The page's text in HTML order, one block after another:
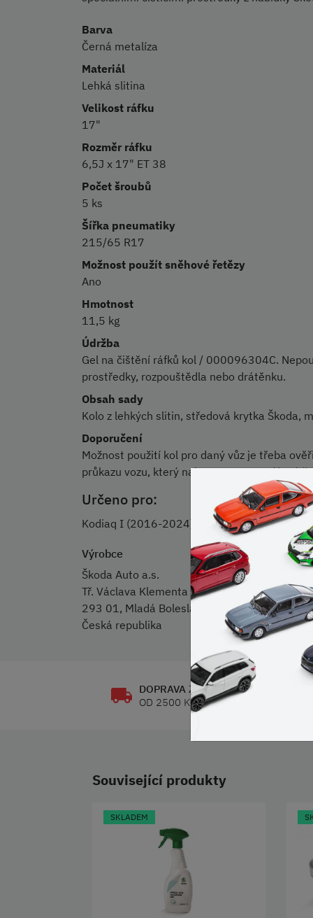
Barva
Černá metalíza
Materiál
Lehká slitina
Velikost ráfku
17"
Rozměr ráfku
6,5J x 17" ET 38
Počet šroubů
5 ks
Šířka pneumatiky
215/65 R17
Možnost použít sněhové řetězy
Ano
Hmotnost
11,5 kg
Údržba
Gel na čištění ráfků kol / 000096304C.
prostředky, rozpouštědla nebo drátěnku.
Obsah sady
Kolo z lehkých slitin, středová krytka Škoda,
Doporučení
Možnost použití kol pro daný vůz je třeba
průkazu vozu, který naleznete na Portálu
Určeno pro:
Kodiaq I (2016-2024)
Výrobce
Škoda Auto a.s.
Tř. Václava Klementa 869
293 01, Mladá Boleslav
Česká republika
DOPRAVA ZDARMA
OD 2500 KČ
Související produkty
SKLADEM